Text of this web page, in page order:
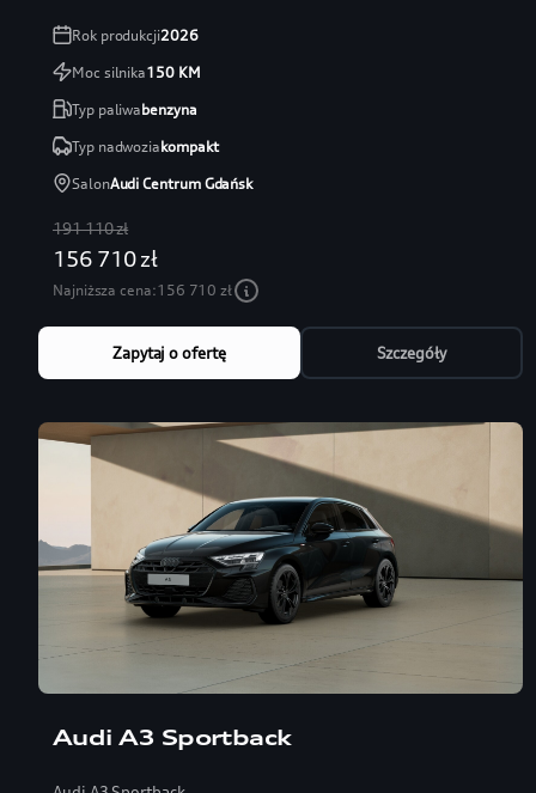
Rok produkcji2026
Moc silnika150KM
Typ paliwabenzyna
Typ nadwoziakompakt
SalonAudi Centrum Gdańsk
191 110 zł
156 710 zł
Najniższa cena:156 710 zł
Zapytaj o ofertę Szczegóły
Audi A3 Sportback